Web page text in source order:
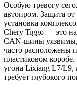
Особую тревогу
автопром. Защита от
установка
Chery Tiggo — это
CAN-шины уязвимы,
часто расположены
пластиковом
угона Lixiang L7/L9,
требует глубокого